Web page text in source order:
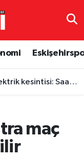
Saatler belli oldu
maç
ve Fikstür